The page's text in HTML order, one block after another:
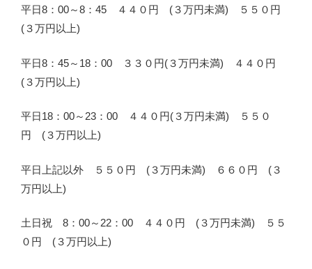
平日8：00～8：45 ４４０円 (３万円未満) ５５０円
(３万円以上)
平日8：45～18：00 ３３０円(３万円未満) ４４０円
(３万円以上)
平日18：00～23：00 ４４０円(３万円未満) ５５０
円 (３万円以上)
平日上記以外 ５５０円 (３万円未満) ６６０円 (３
万円以上)
土日祝 8：00～22：00 ４４０円 (３万円未満) ５５
０円 (３万円以上)